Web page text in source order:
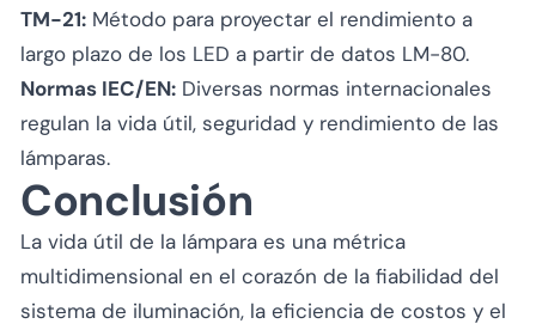
TM-21: Método para proyectar el rendimiento a
largo plazo de los LED a partir de datos LM-80.
Normas IEC/EN: Diversas normas internacionales
regulan la vida útil, seguridad y rendimiento de las
lámparas.
Conclusión
La vida útil de la lámpara es una métrica
multidimensional en el corazón de la fiabilidad del
sistema de iluminación, la eficiencia de costos y el